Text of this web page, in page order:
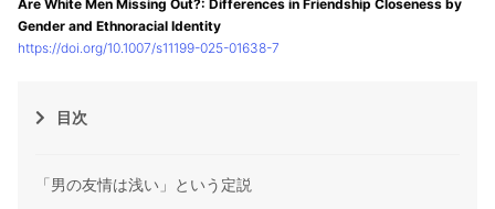
Are White Men Missing Out?: Differences in Friendship Closeness by
Gender and Ethnoracial Identity
https://doi.org/10.1007/s11199-025-01638-7
目次
「男の友情は浅い」という定説